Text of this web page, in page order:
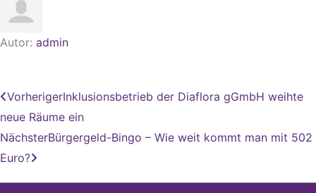
Autor: admin
Zurück
VorherigerInklusionsbetrieb der Diaflora gGmbH weihte
neue Räume ein
NächsterBürgergeld-Bingo – Wie weit kommt man mit 502
Euro?
Nächster